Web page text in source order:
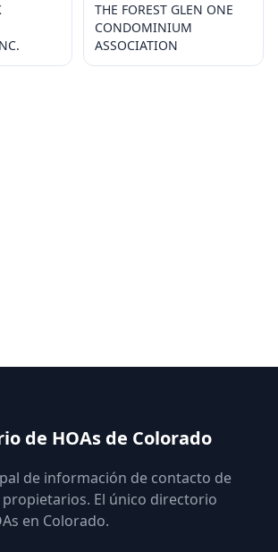
THE FOREST GLEN ONE
CONDOMINIUM
ASSOCIATION
de HOAs de Colorado
de información de contacto de
propietarios. El único directorio
en Colorado.